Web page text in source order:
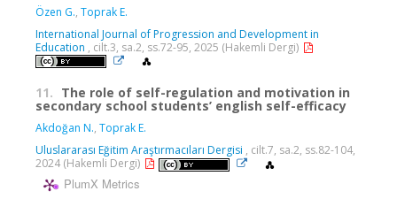
Özen G., Toprak E.
International Journal of Progression and Development in
Education , cilt.3, sa.2, ss.72-95, 2025 (Hakemli Dergi)
11. The role of self-regulation and motivation in
secondary school students’ english self-efficacy
Akdoğan N., Toprak E.
Uluslararası Eğitim Araştırmacıları Dergisi , cilt.7, sa.2, ss.82-104,
2024 (Hakemli Dergi)
PlumX Metrics